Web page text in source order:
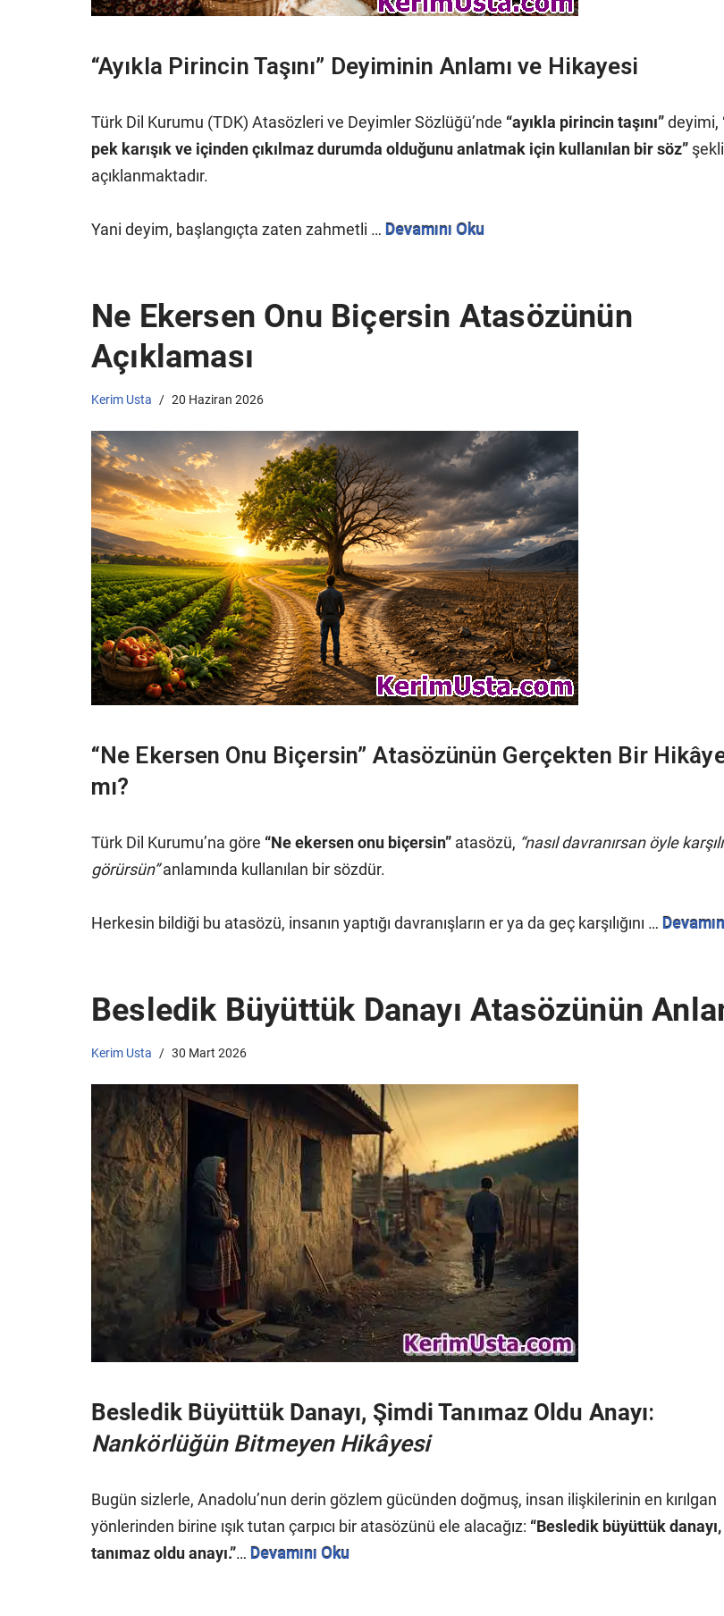
“Ayıkla Pirincin Taşını” Deyiminin Anlamı ve Hikayesi
Türk Dil Kurumu (TDK) Atasözleri ve Deyimler Sözlüğü’nde “ayıkla pirincin taşını”deyimi,
pek karışık ve içinden çıkılmaz durumda olduğunu anlatmak için kullanılan bir söz”
açıklanmaktadır.
Yani deyim, başlangıçta zaten zahmetli … Devamını Oku
Ne Ekersen Onu Biçersin Atasözünün
Açıklaması
Kerim Usta 20 Haziran 2026
“Ne Ekersen Onu Biçersin” Atasözünün Gerçekten Bir
mı?
Türk Dil Kurumu’na göre “Ne ekersen onu biçersin” atasözü, “nasıl davranırsan öyle
görürsün”anlamında kullanılan bir sözdür.
Herkesin bildiği bu atasözü, insanın yaptığı davranışların er ya da geç karşılığını …
Besledik Büyüttük Danayı Atasözünün
Kerim Usta 30 Mart 2026
Besledik Büyüttük Danayı, Şimdi Tanımaz Oldu Anayı:
Nankörlüğün Bitmeyen Hikâyesi
Bugün sizlerle, Anadolu’nun derin gözlem gücünden doğmuş, insan ilişkilerinin en kırılgan
yönlerinden birine ışık tutan çarpıcı bir atasözünü ele alacağız: “Besledik büyüttük
tanımaz oldu anayı.”… Devamını Oku